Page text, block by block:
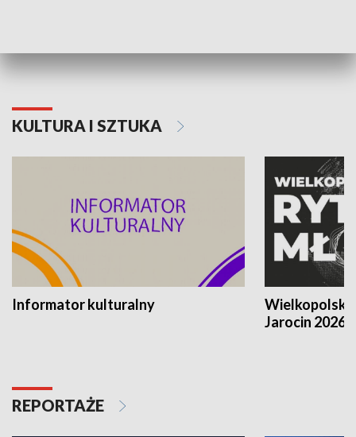
KULTURA I SZTUKA
Informator kulturalny
Jarocin 2026
REPORTAŻE